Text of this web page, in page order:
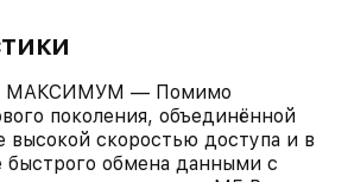
МАКСИМУМ — Помимо
поколения, объединённой
высокой скоростью доступа и в
быстрого обмена данными с